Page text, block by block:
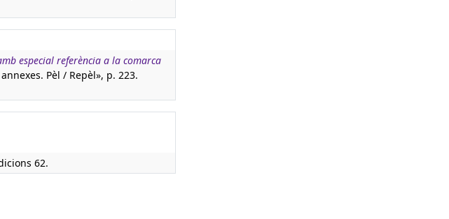
especial referència a la comarca
Pèl / Repèl», p. 223.
62.